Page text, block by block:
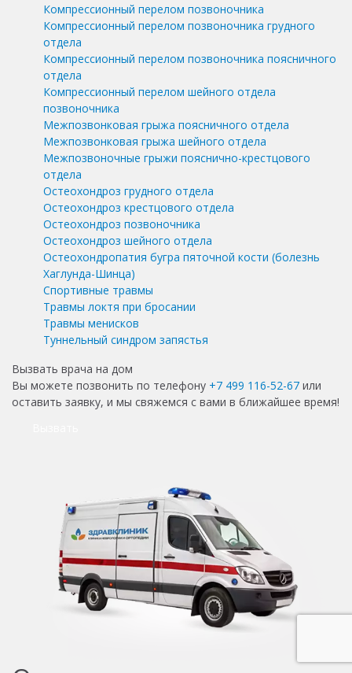
Компрессионный перелом позвоночника
Компрессионный перелом позвоночника грудного
отдела
Компрессионный перелом позвоночника поясничного
отдела
Компрессионный перелом шейного отдела
позвоночника
Межпозвонковая грыжа поясничного отдела
Межпозвонковая грыжа шейного отдела
Межпозвоночные грыжи пояснично-крестцового
отдела
Остеохондроз грудного отдела
Остеохондроз крестцового отдела
Остеохондроз позвоночника
Остеохондроз шейного отдела
Остеохондропатия бугра пяточной кости (болезнь
Хаглунда-Шинца)
Спортивные травмы
Травмы локтя при бросании
Травмы менисков
Туннельный синдром запястья
Вызвать врача на дом
Вы можете позвонить по телефону +7 499 116-52-67 или
оставить заявку, и мы свяжемся с вами в ближайшее время!